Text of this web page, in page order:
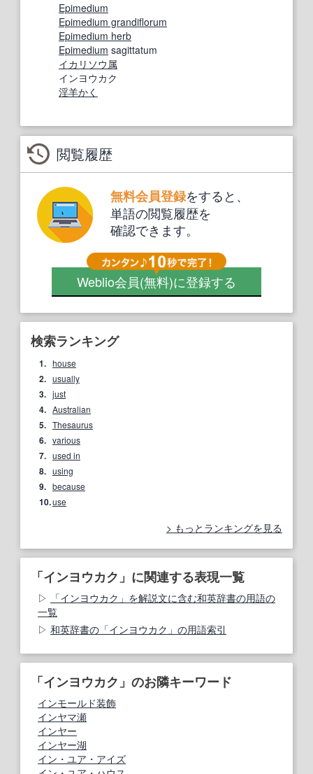
Epimedium
Epimedium grandiflorum
Epimedium herb
Epimedium sagittatum
イカリソウ属
インヨウカク
淫羊かく
閲覧履歴
無料会員登録をすると、
単語の閲覧履歴を
確認できます。
Weblio会員(無料)に登録する
検索ランキング
1. house
2. usually
3. just
4. Australian
5. Thesaurus
6. various
7. used in
8. using
9. because
10.use
もっとランキングを見る
「インヨウカク」に関連する表現一覧
「インヨウカク」を解説文に含む和英辞書の用語の
一覧
和英辞書の「インヨウカク」の用語索引
「インヨウカク」のお隣キーワード
インモールド装飾
インヤマ瀬
インヤー
インヤー湖
イン・ユア・アイズ